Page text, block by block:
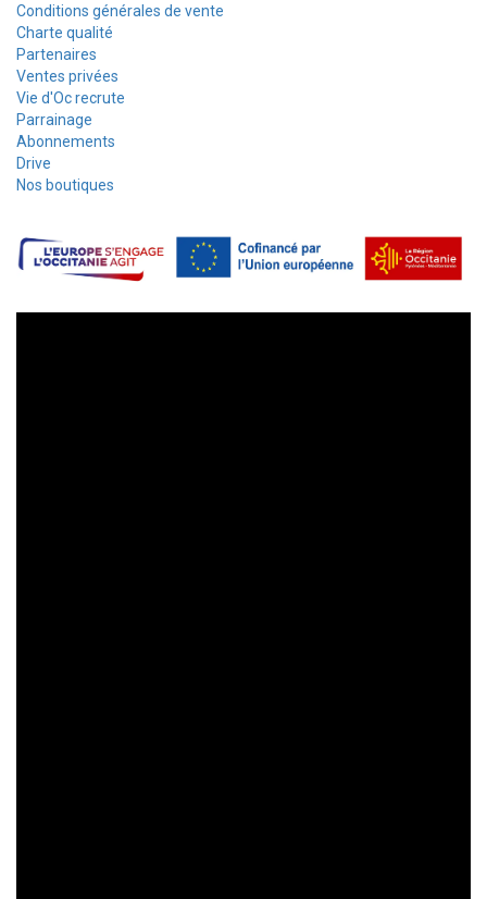
Conditions générales de vente
Charte qualité
Partenaires
Ventes privées
Vie d'Oc recrute
Parrainage
Abonnements
Drive
Nos boutiques